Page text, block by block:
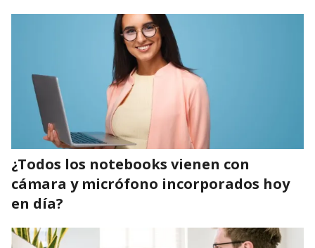
¿Todos los notebooks vienen con
cámara y micrófono incorporados hoy
en día?